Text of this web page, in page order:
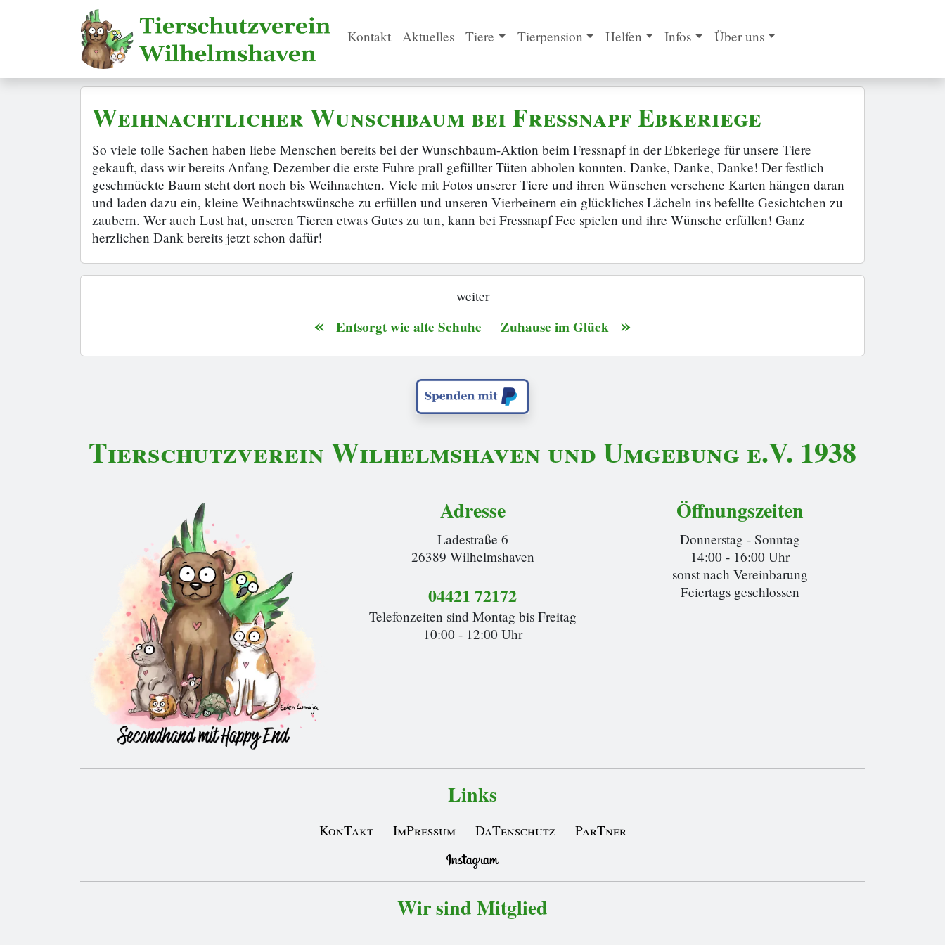
Kontakt Aktuelles Tiere Tierpension Helfen Infos Über uns
Weihnachtlicher Wunschbaum bei Fressnapf Ebkeriege
So viele tolle Sachen haben liebe Menschen bereits bei der Wunschbaum-Aktion beim Fressnapf in der Ebkeriege für unsere Tiere
gekauft, dass wir bereits Anfang Dezember die erste Fuhre prall gefüllter Tüten abholen konnten. Danke, Danke, Danke! Der festlich
geschmückte Baum steht dort noch bis Weihnachten. Viele mit Fotos unserer Tiere und ihren Wünschen versehene Karten hängen daran
und laden dazu ein, kleine Weihnachtswünsche zu erfüllen und unseren Vierbeinern ein glückliches Lächeln ins befellte Gesichtchen zu
zaubern. Wer auch Lust hat, unseren Tieren etwas Gutes zu tun, kann bei Fressnapf Fee spielen und ihre Wünsche erfüllen! Ganz
herzlichen Dank bereits jetzt schon dafür!
weiter
« Entsorgt wie alte Schuhe Zuhause im Glück »
Tierschutzverein Wilhelmshaven und Umgebung e.V. 1938
Adresse
Ladestraße 6
26389 Wilhelmshaven
04421 72172
Telefonzeiten sind Montag bis Freitag
10:00 - 12:00 Uhr
Öffnungszeiten
Donnerstag - Sonntag
14:00 - 16:00 Uhr
sonst nach Vereinbarung
Feiertags geschlossen
Links
KonTakt ImPressum DaTenschutz ParTner
Wir sind Mitglied